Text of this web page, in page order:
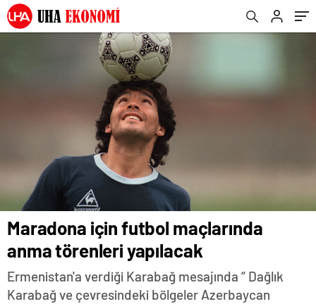
Maradona için futbol maçlarında
anma törenleri yapılacak
Ermenistan'a verdiği Karabağ mesajında “ Dağlık
Karabağ ve çevresindeki bölgeler Azerbaycan